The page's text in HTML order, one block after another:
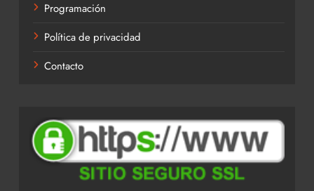
Programación
Política de privacidad
Contacto